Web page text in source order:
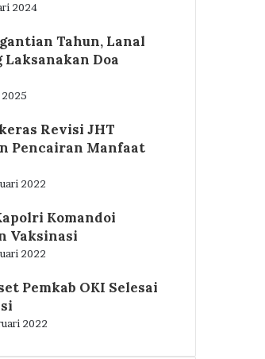
2024
Tahun, Lanal
Laksanakan Doa
2025
Revisi JHT
Pencairan Manfaat
2022
Komandoi
Vaksinasi
2022
Pemkab OKI Selesai
2022